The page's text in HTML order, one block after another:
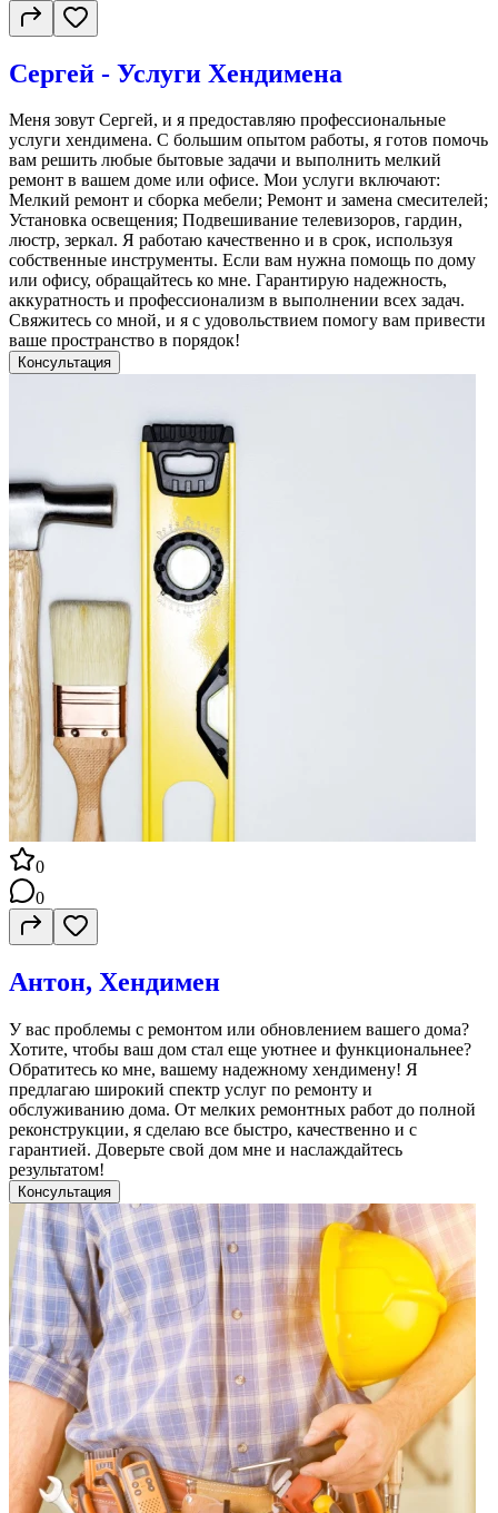
Сергей - Услуги Хендимена
Меня зовут Сергей, и я предоставляю профессиональные
услуги хендимена. С большим опытом работы, я готов помочь
вам решить любые бытовые задачи и выполнить мелкий
ремонт в вашем доме или офисе. Мои услуги включают:
Мелкий ремонт и сборка мебели; Ремонт и замена смесителей;
Установка освещения; Подвешивание телевизоров, гардин,
люстр, зеркал. Я работаю качественно и в срок, используя
собственные инструменты. Если вам нужна помощь по дому
или офису, обращайтесь ко мне. Гарантирую надежность,
аккуратность и профессионализм в выполнении всех задач.
Свяжитесь со мной, и я с удовольствием помогу вам привести
ваше пространство в порядок!
Консультация
0
0
Антон, Хендимен
У вас проблемы с ремонтом или обновлением вашего дома?
Хотите, чтобы ваш дом стал еще уютнее и функциональнее?
Обратитесь ко мне, вашему надежному хендимену! Я
предлагаю широкий спектр услуг по ремонту и
обслуживанию дома. От мелких ремонтных работ до полной
реконструкции, я сделаю все быстро, качественно и с
гарантией. Доверьте свой дом мне и наслаждайтесь
результатом!
Консультация